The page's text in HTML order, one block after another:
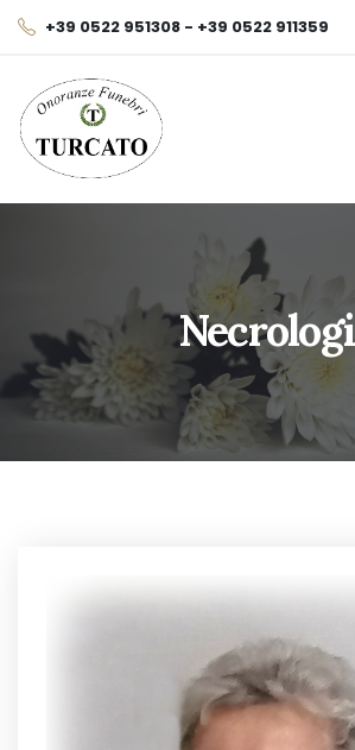
+39 0522 951308 - +39 0522 911359
Necrologi